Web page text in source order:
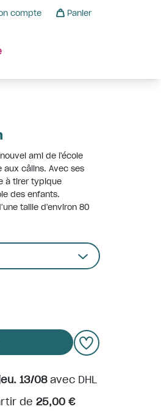
compte Panier
ami de l'école
aux câlins. Avec ses
à tirer typique
des enfants.
taille d'environ 80
13/08avec DHL
de 25,00 €